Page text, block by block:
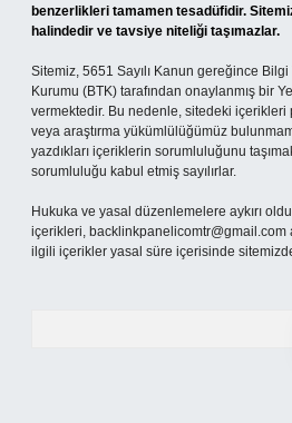
benzerlikleri tamamen tesadüfidir.
halindedir ve tavsiye niteliği taşımazlar.
Sitemiz, 5651 Sayılı Kanun gereğince
Kurumu (BTK) tarafından onaylanmış bir
vermektedir. Bu nedenle, sitedeki içerikleri
veya araştırma yükümlülüğümüz
yazdıkları içeriklerin sorumluluğunu
sorumluluğu kabul etmiş sayılırlar.
Hukuka ve yasal düzenlemelere aykırı
içerikleri, backlinkpanelicomtr@gmail.com
ilgili içerikler yasal süre içerisinde